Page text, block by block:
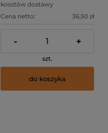
kosztów dostawy
Cena netto:
36,50 zł
- +
szt.
do koszyka